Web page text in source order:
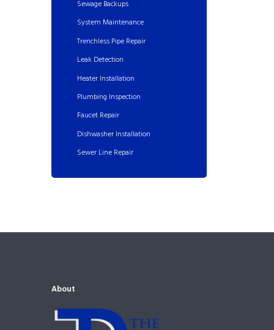
Sewage Backups
System Maintenance
Trenchless Pipe Repair
Leak Detection
Heater Installation
Plumbing Inspection
Faucet Repair
Dishwasher Installation
Sewer Line Repair
About